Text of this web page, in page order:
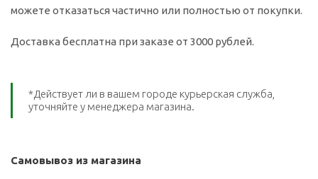
можете отказаться частично или полностью от покупки.
Доставка бесплатна при заказе от 3000 рублей.
*Действует ли в вашем городе курьерская служба,
уточняйте у менеджера магазина.
Самовывоз из магазина